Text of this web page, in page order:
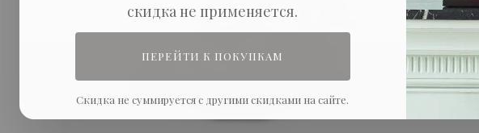
скидка не применяется.
ПЕРЕЙТИ К ПОКУПКАМ
Скидка не суммируется с другими скидками на сайте.